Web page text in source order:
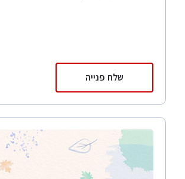
שלח פנייה